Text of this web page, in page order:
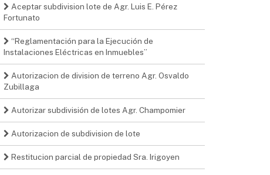
Aceptar subdivision lote de Agr. Luis E. Pérez
Fortunato
“Reglamentación para la Ejecución de
Instalaciones Eléctricas en Inmuebles”
Autorizacion de division de terreno Agr. Osvaldo
Zubillaga
Autorizar subdivisión de lotes Agr. Champomier
Autorizacion de subdivision de lote
Restitucion parcial de propiedad Sra. Irigoyen